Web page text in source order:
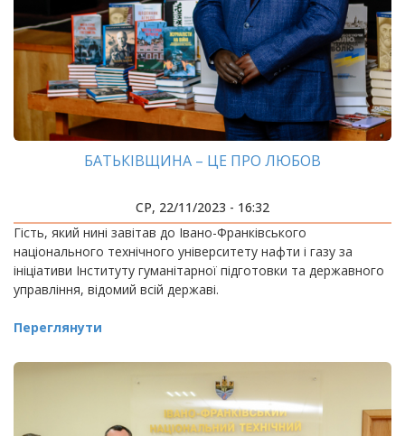
БАТЬКІВЩИНА – ЦЕ ПРО ЛЮБОВ
СР, 22/11/2023 - 16:32
Гість, який нині завітав до Івано-Франківського
національного технічного університету нафти і газу за
ініціативи Інституту гуманітарної підготовки та державного
управління, відомий всій державі.
Переглянути